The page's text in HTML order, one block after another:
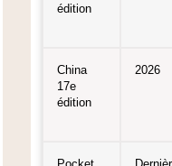
édition
China
17e
édition
2026